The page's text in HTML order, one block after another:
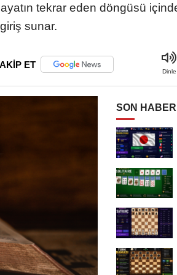
tekrar eden döngüsü içinde
sunar.
ET
Dinle
SON